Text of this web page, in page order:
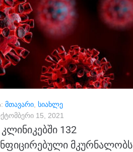
მთავარი სიახლე
15, 2021
კლინიკებში 132
მკურნალობს